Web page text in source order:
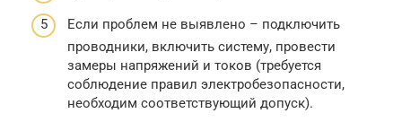
Если проблем не выявлено – подключить
проводники, включить систему, провести
замеры напряжений и токов (требуется
соблюдение правил электробезопасности,
необходим соответствующий допуск).